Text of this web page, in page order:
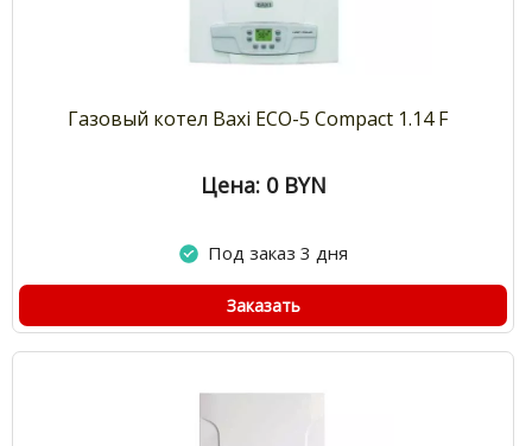
Газовый котел Baxi ECO-5 Compact 1.14 F
Цена: 0 BYN
Под заказ 3 дня
Заказать